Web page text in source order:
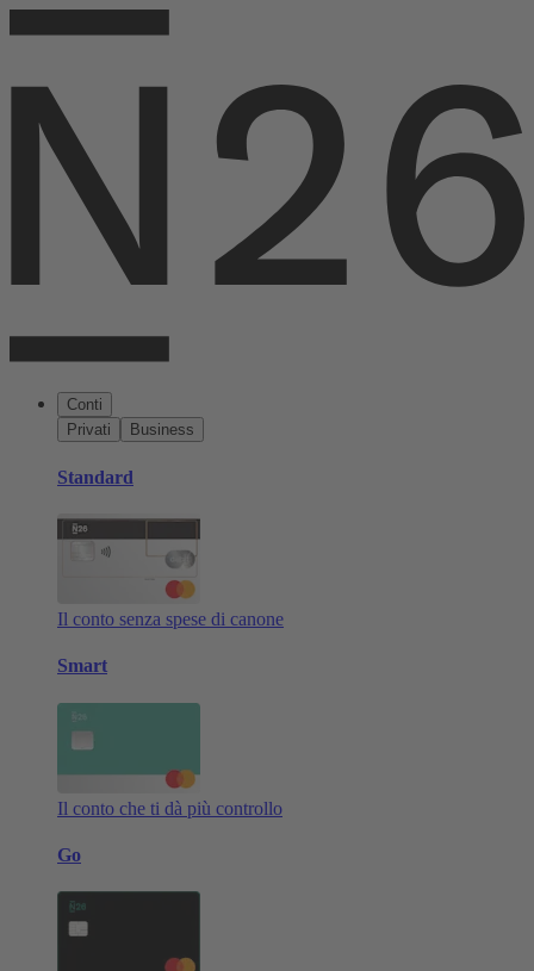
Conti
Privati
Business
Standard
Il conto senza spese di canone
Smart
Il conto che ti dà più controllo
Go